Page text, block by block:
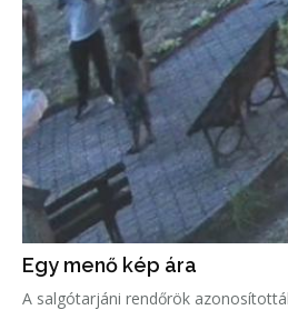
Egy menő kép ára
A salgótarjáni rendőrök